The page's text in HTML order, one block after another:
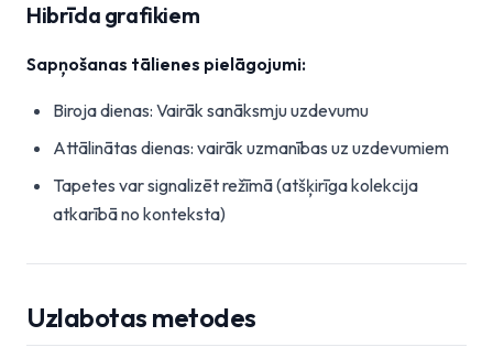
Hibrīda grafikiem
Sapņošanas tālienes pielāgojumi:
Biroja dienas: Vairāk sanāksmju uzdevumu
Attālinātas dienas: vairāk uzmanības uz uzdevumiem
Tapetes var signalizēt režīmā (atšķirīga kolekcija
atkarībā no konteksta)
Uzlabotas metodes